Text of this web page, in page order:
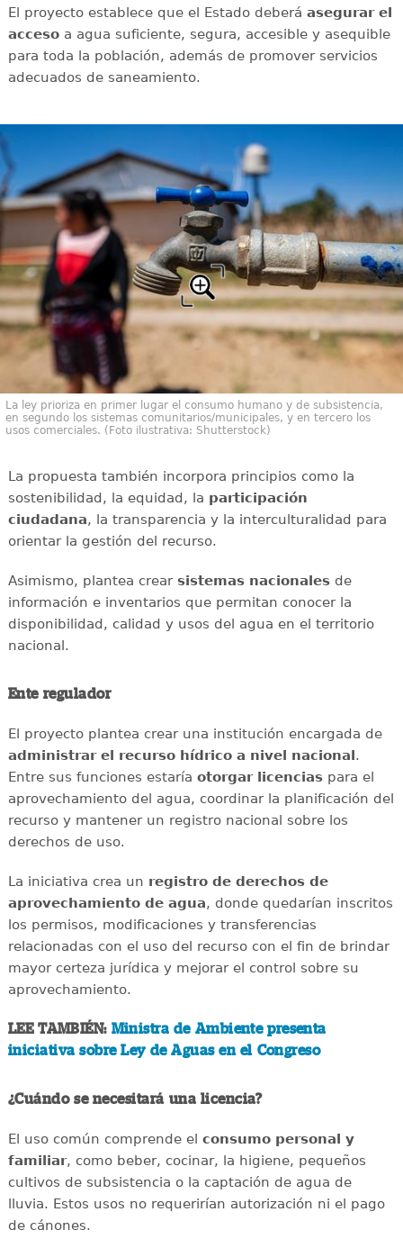
El proyecto establece que el Estado deberá asegurar el
accesoa agua suficiente, segura, accesible y asequible
para toda la población, además de promover servicios
adecuados de saneamiento.
La ley prioriza en primer lugar el consumo humano y de subsistencia,
en segundo los sistemas comunitarios/municipales, y en tercero los
usos comerciales. (Foto ilustrativa: Shutterstock)
La propuesta también incorpora principios como la
sostenibilidad, la equidad, la participación
ciudadana, la transparencia y la interculturalidad para
orientar la gestión del recurso.
Asimismo, plantea crear sistemas nacionalesde
información e inventarios que permitan conocer la
disponibilidad, calidad y usos del agua en el territorio
nacional.
Ente regulador
El proyecto plantea crear una institución encargada de
administrar el recurso hídrico a nivel nacional .
Entre sus funciones estaría otorgar licenciaspara el
aprovechamiento del agua, coordinar la planificación del
recurso y mantener un registro nacional sobre los
derechos de uso.
La iniciativa crea un registro de derechos de
aprovechamiento de agua, donde quedarían inscritos
los permisos, modificaciones y transferencias
relacionadas con el uso del recurso con el fin de brindar
mayor certeza jurídica y mejorar el control sobre su
aprovechamiento.
LEE TAMBIÉN: Ministra de Ambiente presenta
iniciativa sobre Ley de Aguas en el Congreso
¿Cuándo se necesitará una licencia?
El uso común comprende el consumo personal y
familiar, como beber, cocinar, la higiene, pequeños
cultivos de subsistencia o la captación de agua de
lluvia. Estos usos no requerirían autorización ni el pago
de cánones.